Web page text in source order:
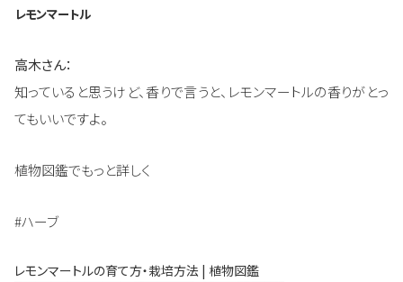
レモンマートル
高木さん：
知っていると思うけど、香りで言うと、レモンマートルの香りがとっ
てもいいですよ。
植物図鑑でもっと詳しく
#ハーブ
レモンマートルの育て方・栽培方法 | 植物図鑑